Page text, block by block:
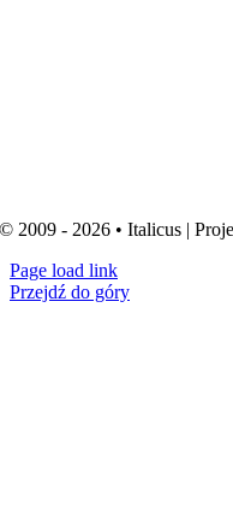
© 2009 - 2026 • Italicus |
Page load link
Przejdź do góry